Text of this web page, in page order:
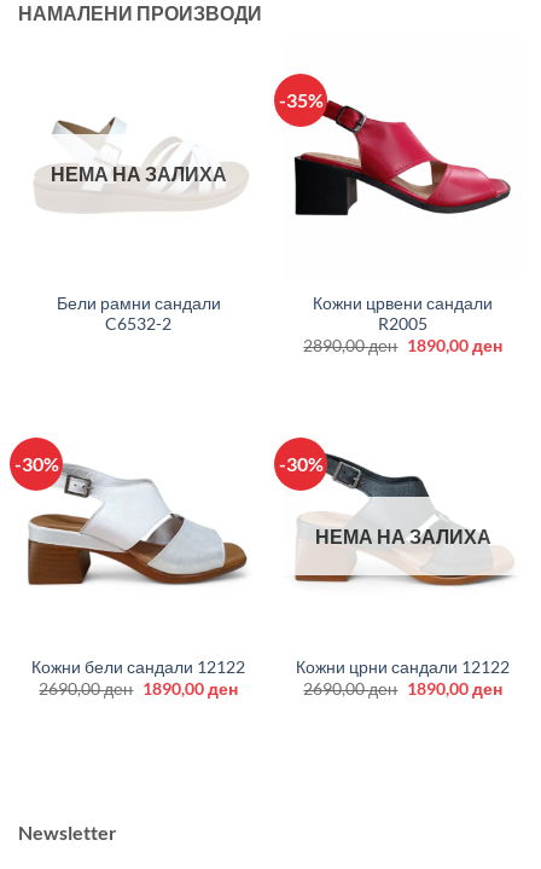
НАМАЛЕНИ ПРОИЗВОДИ
НЕМА НА ЗАЛИХА
Бели рамни сандали
C6532-2
-35%
Кожни црвени сандали
R2005
2890,00ден Original
1890,00ден
-30%
Кожни бели сандали 12122
2690,00ден Original
1890,00денCurrent
-30%
НЕМА НА ЗАЛИХА
Кожни црни сандали 12122
2690,00ден Original
1890,00ден
Newsletter